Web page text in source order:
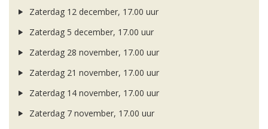
Zaterdag 12 december, 17.00 uur
Zaterdag 5 december, 17.00 uur
Zaterdag 28 november, 17.00 uur
Zaterdag 21 november, 17.00 uur
Zaterdag 14 november, 17.00 uur
Zaterdag 7 november, 17.00 uur